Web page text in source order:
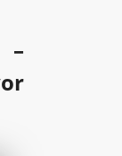
–